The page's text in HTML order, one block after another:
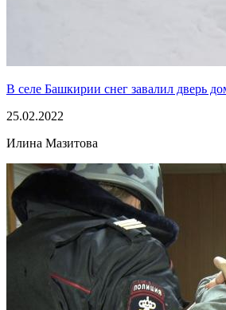
В селе Башкирии снег завалил дверь
25.02.2022
Илина Мазитова